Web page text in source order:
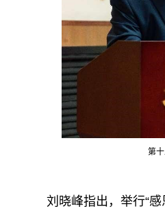
第
刘晓峰指出，举行“